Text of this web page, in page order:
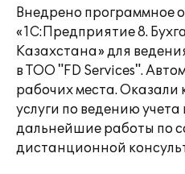
Внедрено программное
«1С:Предприятие 8.
Казахстана» для
в ТОО "FD Services".
рабочих места.
услуги по ведению
дальнейшие работы по
дистанционной